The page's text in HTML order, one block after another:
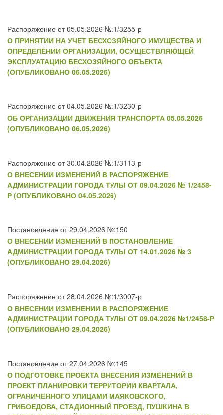
Распоряжение от 05.05.2026 №:1/3255-р
О ПРИНЯТИИ НА УЧЕТ БЕСХОЗЯЙНОГО ИМУЩЕСТВА И
ОПРЕДЕЛЕНИИ ОРГАНИЗАЦИИ, ОСУЩЕСТВЛЯЮЩЕЙ
ЭКСПЛУАТАЦИЮ БЕСХОЗЯЙНОГО ОБЪЕКТА
(ОПУБЛИКОВАНО 06.05.2026)
Распоряжение от 04.05.2026 №:1/3230-р
ОБ ОРГАНИЗАЦИИ ДВИЖЕНИЯ ТРАНСПОРТА 05.05.2026
(ОПУБЛИКОВАНО 06.05.2026)
Распоряжение от 30.04.2026 №:1/3113-р
О ВНЕСЕНИИ ИЗМЕНЕНИЙ В РАСПОРЯЖЕНИЕ
АДМИНИСТРАЦИИ ГОРОДА ТУЛЫ ОТ 09.04.2026 № 1/2458-
Р (ОПУБЛИКОВАНО 04.05.2026)
Постановление от 29.04.2026 №:150
О ВНЕСЕНИИ ИЗМЕНЕНИЙ В ПОСТАНОВЛЕНИЕ
АДМИНИСТРАЦИИ ГОРОДА ТУЛЫ ОТ 14.01.2026 № 3
(ОПУБЛИКОВАНО 29.04.2026)
Распоряжение от 28.04.2026 №:1/3007-р
О ВНЕСЕНИИ ИЗМЕНЕНИИ В РАСПОРЯЖЕНИЕ
АДМИНИСТРАЦИИ ГОРОДА ТУЛЫ ОТ 09.04.2026 №1/2458-Р
(ОПУБЛИКОВАНО 29.04.2026)
Постановление от 27.04.2026 №:145
О ПОДГОТОВКЕ ПРОЕКТА ВНЕСЕНИЯ ИЗМЕНЕНИЙ В
ПРОЕКТ ПЛАНИРОВКИ ТЕРРИТОРИИ КВАРТАЛА,
ОГРАНИЧЕННОГО УЛИЦАМИ МАЯКОВСКОГО,
ГРИБОЕДОВА, СТАДИОННЫЙ ПРОЕЗД, ПУШКИНА В